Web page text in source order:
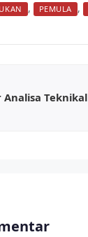
, PEMULA ,
Analisa Teknikal